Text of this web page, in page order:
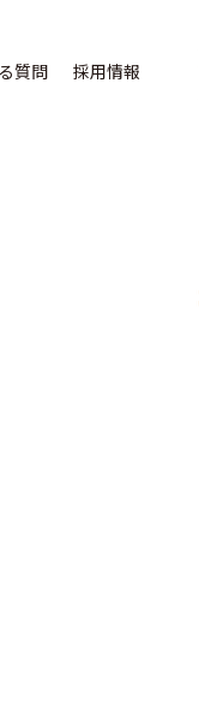
質問 採用情報